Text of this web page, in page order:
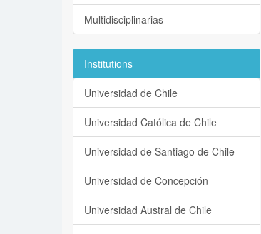
Multidisciplinarias
Institutions
Universidad de Chile
Universidad Católica de Chile
Universidad de Santiago de Chile
Universidad de Concepción
Universidad Austral de Chile